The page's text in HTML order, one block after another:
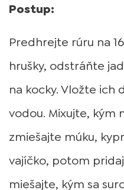
Postup:
Predhrejte rúru na
hrušky, odstráňte
na kocky. Vložte ich
vodou. Mixujte, kým
zmiešajte múku,
vajíčko, potom
miešajte, kým sa